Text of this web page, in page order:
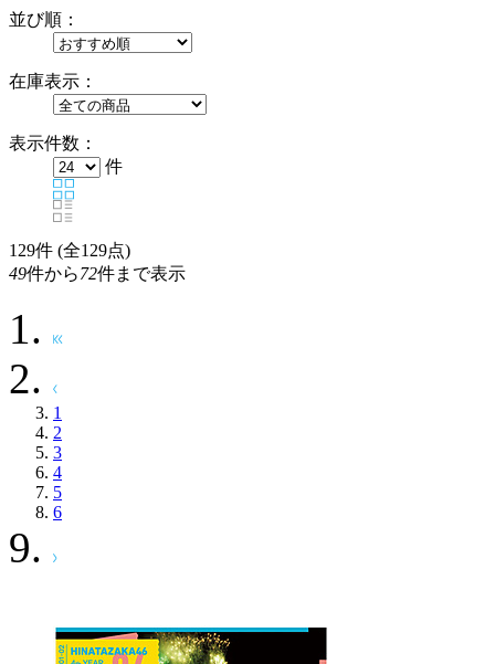
並び順：
在庫表示：
表示件数：
件
129件 (全129点)
49件から72件まで表示
1
2
3
4
5
6